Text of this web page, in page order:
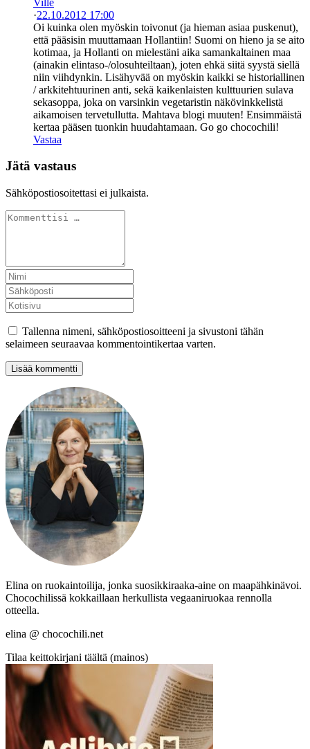
·22.10.2012 17:00
Oi kuinka olen myöskin toivonut (ja hieman asiaa puskenut),
että pääsisin muuttamaan Hollantiin! Suomi on hieno ja se aito
kotimaa, ja Hollanti on mielestäni aika samankaltainen maa
(ainakin elintaso-/olosuhteiltaan), joten ehkä siitä syystä siellä
niin viihdynkin. Lisähyvää on myöskin kaikki se historiallinen
/ arkkitehtuurinen anti, sekä kaikenlaisten kulttuurien sulava
sekasoppa, joka on varsinkin vegetaristin näkövinkkelistä
aikamoisen tervetullutta. Mahtava blogi muuten! Ensimmäistä
kertaa pääsen tuonkin huudahtamaan. Go go chocochili!
Vastaa
Jätä vastaus
Sähköpostiosoitettasi ei julkaista.
Tallenna nimeni, sähköpostiosoitteeni ja sivustoni tähän
selaimeen seuraavaa kommentointikertaa varten.
Elina on ruokaintoilija, jonka suosikkiraaka-aine on maapähkinävoi.
Chocochilissä kokkaillaan herkullista vegaaniruokaa rennolla
otteella.
elina @ chocochili.net
Tilaa keittokirjani täältä (mainos)